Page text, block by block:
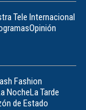
Tele Internacional
Opinión
Fashion
NocheLa Tarde
de Estado